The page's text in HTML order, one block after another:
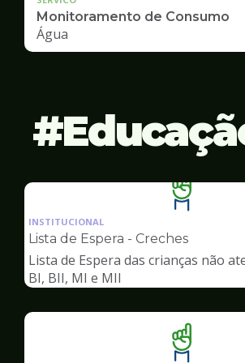
Monitoramento de Consumo
Água
Ilustração
da
pagina
Educação
INSTITUCIONAL
Lista de Espera - Creches
Lista de Espera das crianças não
BI, BII, MI e MII
Ilustração